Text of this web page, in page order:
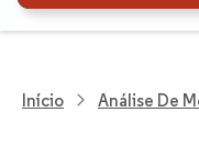
Início Análise De